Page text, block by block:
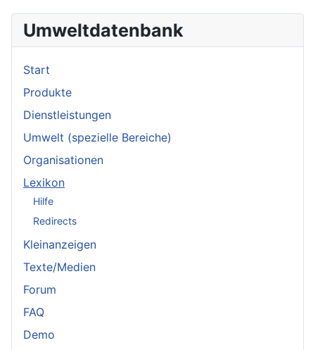
Umweltdatenbank
Start
Produkte
Dienstleistungen
Umwelt (spezielle Bereiche)
Organisationen
Lexikon
Hilfe
Redirects
Kleinanzeigen
Texte/Medien
Forum
FAQ
Demo